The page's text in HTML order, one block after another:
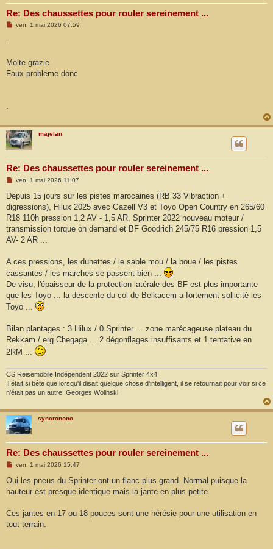
Re: Des chaussettes pour rouler sereinement ...
M
g
ven. 1 mai 2026 07:59
.
Molte grazie
Faux probleme donc
.
majelan
Re: Des chaussettes pour rouler sereinement ...
M
s
s
a
g
ven. 1 mai 2026 11:07
Depuis 15 jours sur les pistes marocaines (RB 33 Vibraction +
digressions), Hilux 2025 avec Gazell V3 et Toyo Open Country en 265/60
R18 110h pression 1,2 AV - 1,5 AR, Sprinter 2022 nouveau moteur /
transmission torque on demand et BF Goodrich 245/75 R16 pression 1,5
AV- 2 AR ...
A ces pressions, les dunettes / le sable mou / la boue / les pistes
cassantes / les marches se passent bien ...
De visu, l'épaisseur de la protection latérale des BF est plus importante
que les Toyo ... la descente du col de Belkacem a fortement sollicité les
Toyo ...
Bilan plantages : 3 Hilux / 0 Sprinter ... zone marécageuse plateau du
Rekkam / erg Chegaga ... 2 dégonflages insuffisants et 1 tentative en
2RM ...
CS Reisemobile Indépendent 2022 sur Sprinter 4x4
Il était si bête que lorsqu'il disait quelque chose d'intelligent, il se retournait pour voir si ce
n'était pas un autre. Georges Wolinski
syncronono
Re: Des chaussettes pour rouler sereinement ...
M
s
a
ven. 1 mai 2026 15:47
Oui les pneus du Sprinter ont un flanc plus grand. Normal puisque la
hauteur est presque identique mais la jante en plus petite.
Ces jantes en 17 ou 18 pouces sont une hérésie pour une utilisation en
tout terrain.